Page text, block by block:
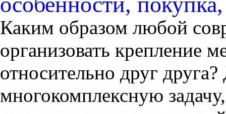
Каким образом любой
организовать крепление
относительно друг
многокомплексную